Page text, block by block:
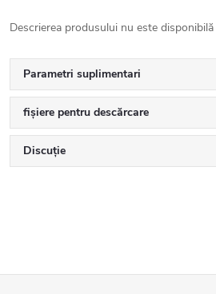
Descrierea produsului nu este disponibilă
Parametri suplimentari
fișiere pentru descărcare
Discuţie